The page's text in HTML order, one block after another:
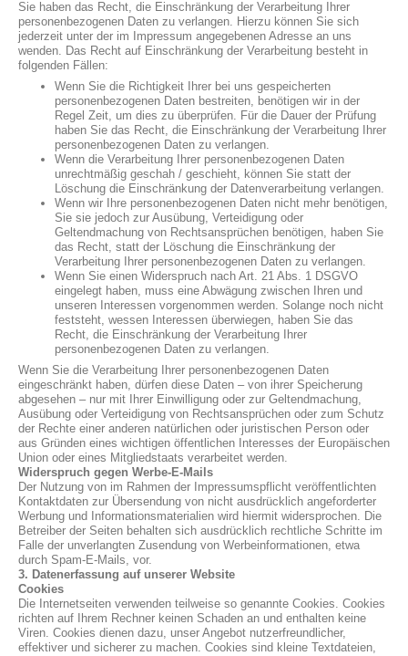
Sie haben das Recht, die Einschränkung der Verarbeitung Ihrer
personenbezogenen Daten zu verlangen. Hierzu können Sie sich
jederzeit unter der im Impressum angegebenen Adresse an uns
wenden. Das Recht auf Einschränkung der Verarbeitung besteht in
folgenden Fällen:
Wenn Sie die Richtigkeit Ihrer bei uns gespeicherten
personenbezogenen Daten bestreiten, benötigen wir in der
Regel Zeit, um dies zu überprüfen. Für die Dauer der Prüfung
haben Sie das Recht, die Einschränkung der Verarbeitung Ihrer
personenbezogenen Daten zu verlangen.
Wenn die Verarbeitung Ihrer personenbezogenen Daten
unrechtmäßig geschah / geschieht, können Sie statt der
Löschung die Einschränkung der Datenverarbeitung verlangen.
Wenn wir Ihre personenbezogenen Daten nicht mehr benötigen,
Sie sie jedoch zur Ausübung, Verteidigung oder
Geltendmachung von Rechtsansprüchen benötigen, haben Sie
das Recht, statt der Löschung die Einschränkung der
Verarbeitung Ihrer personenbezogenen Daten zu verlangen.
Wenn Sie einen Widerspruch nach Art. 21 Abs. 1 DSGVO
eingelegt haben, muss eine Abwägung zwischen Ihren und
unseren Interessen vorgenommen werden. Solange noch nicht
feststeht, wessen Interessen überwiegen, haben Sie das
Recht, die Einschränkung der Verarbeitung Ihrer
personenbezogenen Daten zu verlangen.
Wenn Sie die Verarbeitung Ihrer personenbezogenen Daten
eingeschränkt haben, dürfen diese Daten – von ihrer Speicherung
abgesehen – nur mit Ihrer Einwilligung oder zur Geltendmachung,
Ausübung oder Verteidigung von Rechtsansprüchen oder zum Schutz
der Rechte einer anderen natürlichen oder juristischen Person oder
aus Gründen eines wichtigen öffentlichen Interesses der Europäischen
Union oder eines Mitgliedstaats verarbeitet werden.
Widerspruch gegen Werbe-E-Mails
Der Nutzung von im Rahmen der Impressumspflicht veröffentlichten
Kontaktdaten zur Übersendung von nicht ausdrücklich angeforderter
Werbung und Informationsmaterialien wird hiermit widersprochen. Die
Betreiber der Seiten behalten sich ausdrücklich rechtliche Schritte im
Falle der unverlangten Zusendung von Werbeinformationen, etwa
durch Spam-E-Mails, vor.
3. Datenerfassung auf unserer Website
Cookies
Die Internetseiten verwenden teilweise so genannte Cookies. Cookies
richten auf Ihrem Rechner keinen Schaden an und enthalten keine
Viren. Cookies dienen dazu, unser Angebot nutzerfreundlicher,
effektiver und sicherer zu machen. Cookies sind kleine Textdateien,